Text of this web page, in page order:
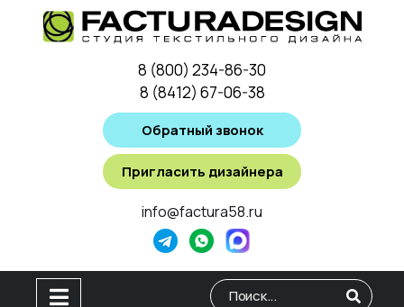
8 (800) 234-86-30
8 (8412) 67-06-38
Обратный звонок
Пригласить дизайнера
info@factura58.ru